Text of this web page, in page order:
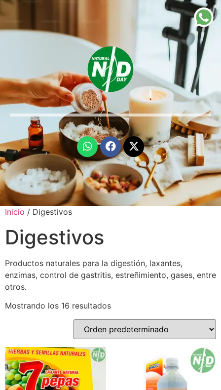
Inicio / Digestivos
Digestivos
Productos naturales para la digestión, laxantes,
enzimas, control de gastritis, estreñimiento, gases, entre
otros.
Mostrando los 16 resultados